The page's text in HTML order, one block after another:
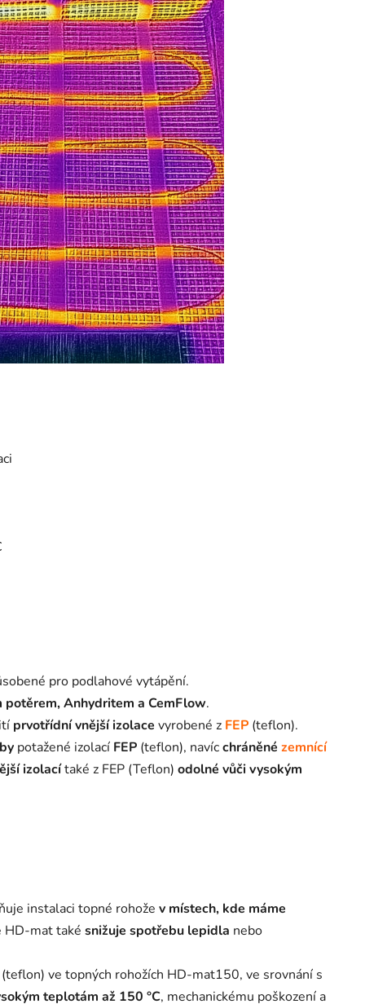
pro podlahové vytápění.
Anhydritem a CemFlow.
prvotřídní vnější izolace vyrobené z FEP (teflon).
potažené izolací FEP (teflon), navícchráněné zemnící
izolacítaké z FEP (Teflon) odolné vůči vysokým
instalaci topné rohože v místech, kde máme
HD-mat také snižuje spotřebu lepidla nebo
ve topných rohožích HD-mat150, ve srovnání s
teplotám až 150 °C, mechanickému poškození a